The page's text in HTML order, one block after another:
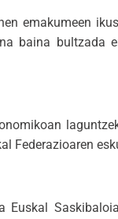
emakumeen
baina bultzada
Federazioaren